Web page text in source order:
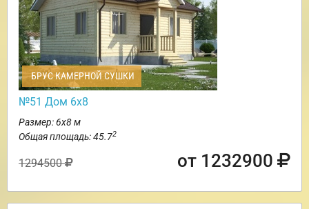
БРУС КАМЕРНОЙ СУШКИ
№51 Дом 6х8
Размер: 6х8 м
Общая площадь: 45.72
1294500 от 1232900